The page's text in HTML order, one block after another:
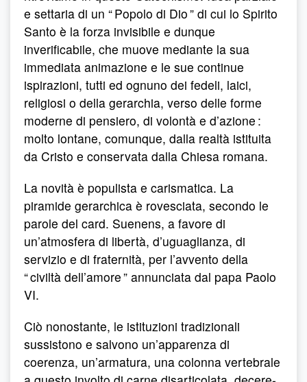
e settaria di un “ Popolo di Dio ” di cui lo Spirito
Santo è la forza invisibile e dunque
inverificabile, che muove mediante la sua
immediata animazione e le sue continue
ispirazioni, tutti ed ognuno dei fedeli, laici,
religiosi o della gerarchia, verso delle forme
moderne di pensiero, di volontà e d’azione :
molto lontane, comunque, dalla realtà istituita
da Cristo e conservata dalla Chiesa romana.
La novità è populista e carismatica. La
piramide gerarchica è rovesciata, secondo le
parole del card. Suenens, a favore di
un’atmosfera di libertà, d’uguaglianza, di
servizio e di fraternità, per l’avvento della
“ civiltà dell’amore ” annunciata dal papa Paolo
VI.
Ciò nonostante, le istituzioni tradizionali
sussistono e salvono un’apparenza di
coerenza, un’armatura, una colonna vertebrale